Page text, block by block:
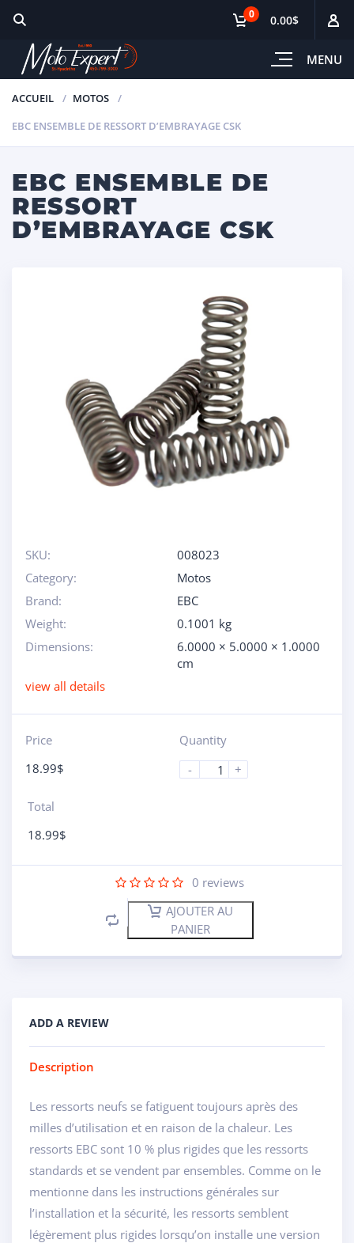
MENU
0 0.00$
ACCUEIL
MOTOS
EBC ENSEMBLE DE RESSORT D’EMBRAYAGE CSK
EBC ENSEMBLE DE
RESSORT
D’EMBRAYAGE CSK
SKU:
008023
Category:
Motos
Brand:
EBC
Weight:
0.1001 kg
Dimensions:
6.0000 × 5.0000 × 1.0000
cm
view all details
Price
18.99$
Quantity
-
+
Total
18.99$
0 reviews
AJOUTER AU
PANIER
ADD A REVIEW
Description
Les ressorts neufs se fatiguent toujours après des
milles d’utilisation et en raison de la chaleur. Les
ressorts EBC sont 10 % plus rigides que les ressorts
standards et se vendent par ensembles. Comme on le
mentionne dans les instructions générales sur
l’installation et la sécurité, les ressorts semblent
légèrement plus rigides lorsqu’on installe une version